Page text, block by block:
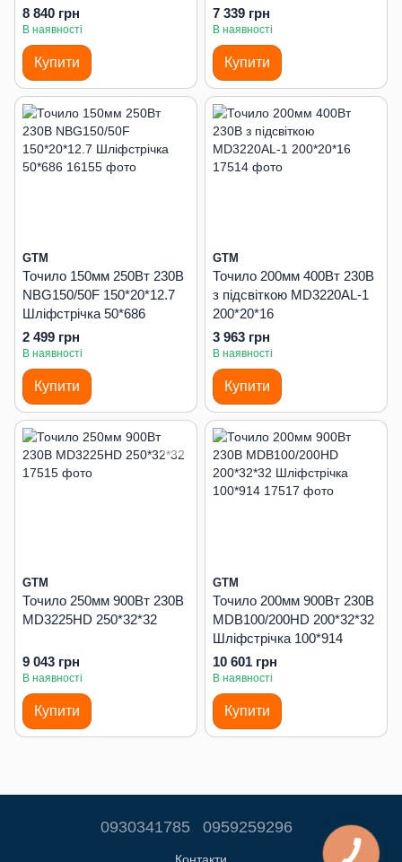
8 840 грн
В наявності
Купити
7 339 грн
В наявності
Купити
GTM
Точило 150мм 250Вт 230В
NBG150/50F 150*20*12.7
Шліфстрічка 50*686
2 499 грн
В наявності
Купити
GTM
Точило 200мм 400Вт 230В
з підсвіткою MD3220AL-1
200*20*16
3 963 грн
В наявності
Купити
GTM
Точило 250мм 900Вт 230В
MD3225HD 250*32*32
9 043 грн
В наявності
Купити
GTM
Точило 200мм 900Вт 230В
MDB100/200HD 200*32*32
Шліфстрічка 100*914
10 601 грн
В наявності
Купити
0930341785 0959259296